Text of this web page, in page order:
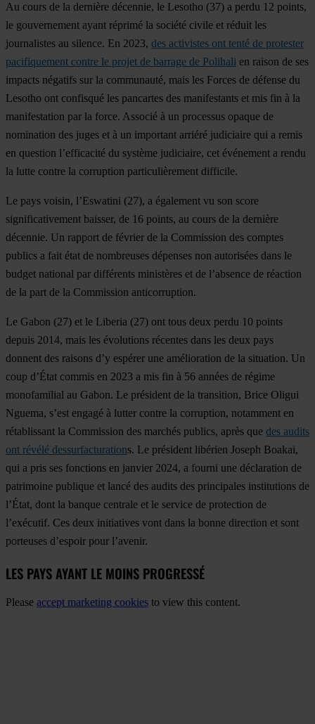
Au cours de la dernière décennie, le Lesotho (37) a perdu 12 points,
le gouvernement ayant réprimé la société civile et réduit les
journalistes au silence. En 2023, des activistes ont tenté de protester
pacifiquement contre le projet de barrage de Polihali en raison de ses
impacts négatifs sur la communauté, mais les Forces de défense du
Lesotho ont confisqué les pancartes des manifestants et mis fin à la
manifestation par la force. Associé à un processus opaque de
nomination des juges et à un important arriéré judiciaire qui a remis
en question l’efficacité du système judiciaire, cet événement a rendu
la lutte contre la corruption particulièrement difficile.
Le pays voisin, l’Eswatini (27), a également vu son score
significativement baisser, de 16 points, au cours de la dernière
décennie. Un rapport de février de la Commission des comptes
publics a fait état de nombreuses dépenses non autorisées dans le
budget national par différents ministères et de l’absence de réaction
de la part de la Commission anticorruption.
Le Gabon (27) et le Liberia (27) ont tous deux perdu 10 points
depuis 2014, mais les évolutions récentes dans les deux pays
donnent des raisons d’y espérer une amélioration de la situation. Un
coup d’État commis en 2023 a mis fin à 56 années de régime
monofamilial au Gabon. Le président de la transition, Brice Oligui
Nguema, s’est engagé à lutter contre la corruption, notamment en
rétablissant la Commission des marchés publics, après que des audits
ont révélé dessurfacturations. Le président libérien Joseph Boakai,
qui a pris ses fonctions en janvier 2024, a fourni une déclaration de
patrimoine publique et lancé des audits des principales institutions de
l’État, dont la banque centrale et le service de protection de
l’exécutif. Ces deux initiatives vont dans la bonne direction et sont
porteuses d’espoir pour l’avenir.
LES PAYS AYANT LE MOINS PROGRESSÉ
Please accept marketing cookies to view this content.